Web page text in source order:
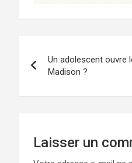
de
l’article
Un adolescent ouvre
Madison ?
Laisser un